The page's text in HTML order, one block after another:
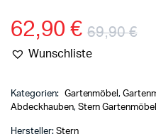
69,90€
62,90€
Wunschliste
Kategorien: Gartenmöbel,
Abdeckhauben, Stern Gartenmöbel
Hersteller: Stern